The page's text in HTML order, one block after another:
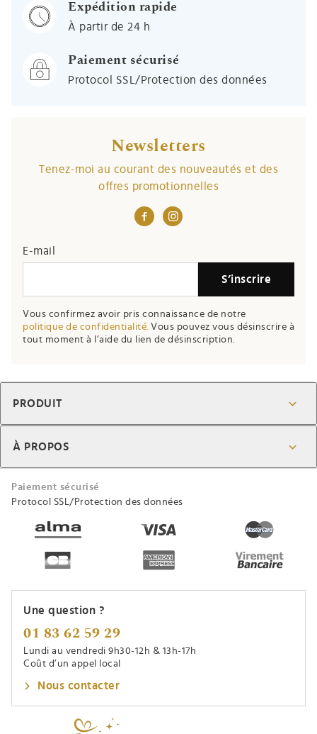
Expédition rapide
À partir de 24 h
Paiement sécurisé
Protocol SSL/Protection des données
Newsletters
Tenez-moi au courant des nouveautés et des
offres promotionnelles
E-mail
S’inscrire
Vous confirmez avoir pris connaissance de notre
politique de confidentialité. Vous pouvez vous désinscrire à
tout moment à l’aide du lien de désinscription.
PRODUIT
À PROPOS
Paiement sécurisé
Protocol SSL/Protection des données
Une question ?
01 83 62 59 29
Lundi au vendredi 9h30-12h & 13h-17h
Coût d’un appel local
Nous contacter